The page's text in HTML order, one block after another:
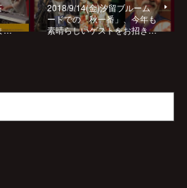
…
2018/9/14(金)汐留ブルーム
ードでの「秋一番」、今年も
素晴らしいゲストをお招き…